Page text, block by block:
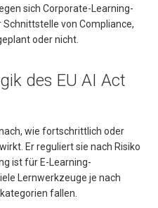
sich Corporate-Learning-
von Compliance,
oder nicht.
des EU AI Act
wie fortschrittlich oder
Er reguliert sie nach Risiko
ist für E-Learning-
Lernwerkzeuge je nach
fallen.